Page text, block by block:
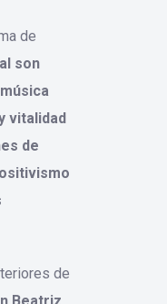
de
son
vitalidad
de
de
Beatriz